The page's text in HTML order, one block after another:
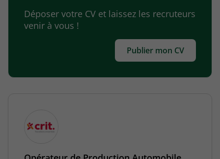
Déposer votre CV et laissez les recruteurs
venir à vous !
Publier mon CV